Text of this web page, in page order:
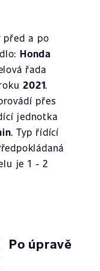
před a po
Honda
řada
2021.
přes
jednotka
. Typ řídící
je 1 - 2
Po úpravě